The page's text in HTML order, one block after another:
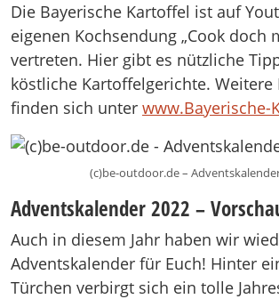
Die Bayerische Kartoffel ist auf
eigenen Kochsendung „Cook doch
vertreten. Hier gibt es nützliche
köstliche Kartoffelgerichte.
finden sich unter www.Bayerische-
(c)be-outdoor.de –
Adventskalender 2022 –
Auch in diesem Jahr haben wir
Adventskalender für Euch! Hinter
Türchen verbirgt sich ein tolle